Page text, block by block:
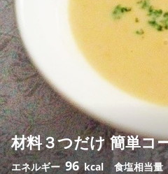
材料３つだけ 簡単コ
エネルギー 96 kcal 食塩相当量